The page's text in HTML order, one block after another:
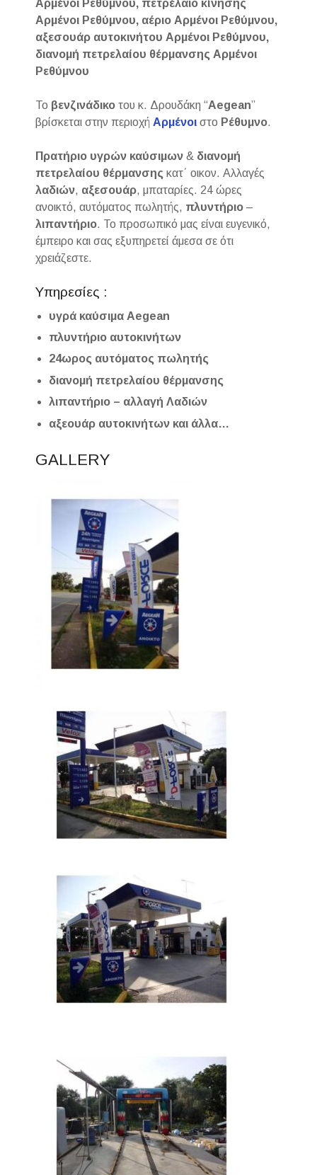
Αρμένοι Ρεθύμνου, πετρέλαιο κίνησης
Αρμένοι Ρεθύμνου, αέριο Αρμένοι Ρεθύμνου,
αξεσουάρ αυτοκινήτου Αρμένοι Ρεθύμνου,
διανομή πετρελαίου θέρμανσης Αρμένοι
Ρεθύμνου
Το βενζινάδικο του κ. Δρουδάκη “Aegean”
βρίσκεται στην περιοχή Αρμένοι στο Ρέθυμνο.
Πρατήριο υγρών καύσιμων & διανομή
πετρελαίου θέρμανσης κατ΄ οικον. Αλλαγές
λαδιών, αξεσουάρ, μπαταρίες. 24 ώρες
ανοικτό, αυτόματος πωλητής, πλυντήριο –
λιπαντήριο. Το προσωπικό μας είναι ευγενικό,
έμπειρο και σας εξυπηρετεί άμεσα σε ότι
χρειάζεστε.
Υπηρεσίες :
υγρά καύσιμα Aegean
πλυντήριο αυτοκινήτων
24ωρος αυτόματος πωλητής
διανομή πετρελαίου θέρμανσης
λιπαντήριο – αλλαγή Λαδιών
αξεουάρ αυτοκινήτων και άλλα…
GALLERY